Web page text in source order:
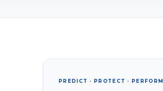
PREDICT · PROTECT · PERFORM